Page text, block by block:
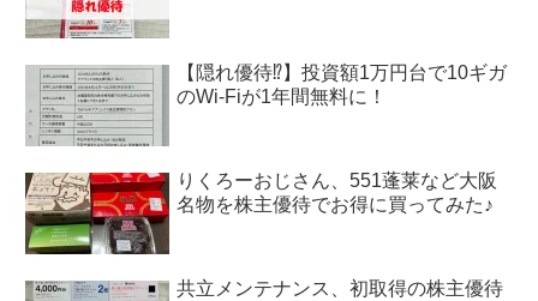
【隠れ優待⁉︎】投資額1万円台で10ギガ
のWi-Fiが1年間無料に！
りくろーおじさん、551蓬莱など大阪
名物を株主優待でお得に買ってみた♪
共立メンテナンス、初取得の株主優待